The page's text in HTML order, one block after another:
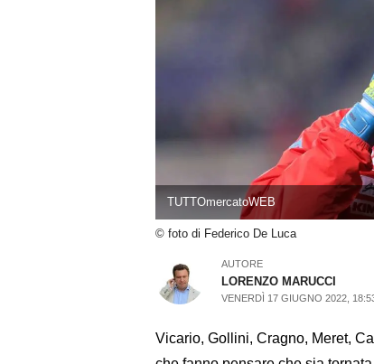
TUTTOmercatoWEB
© foto di Federico De Luca
AUTORE
LORENZO MARUCCI
VENERDÌ 17 GIUGNO 2022,
Vicario, Gollini, Cragno, Meret,